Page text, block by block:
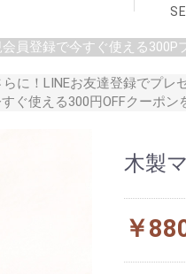
る本棚
とキッチ
納フレー
みのコッ
デスク
チェア
ベッド
寝具
収納
ラグ
おもちゃ
補修パーツ 無料
名入
名入
会員登録で今すぐ使える300P
らに！LINEお友達登録でプレ
ぐ使える300円OFFクーポン
木製
￥